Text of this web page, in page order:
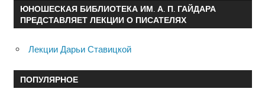
ЮНОШЕСКАЯ БИБЛИОТЕКА ИМ. А. П. ГАЙДАРА
ПРЕДСТАВЛЯЕТ ЛЕКЦИИ О ПИСАТЕЛЯХ
Лекции Дарьи Ставицкой
ПОПУЛЯРНОЕ